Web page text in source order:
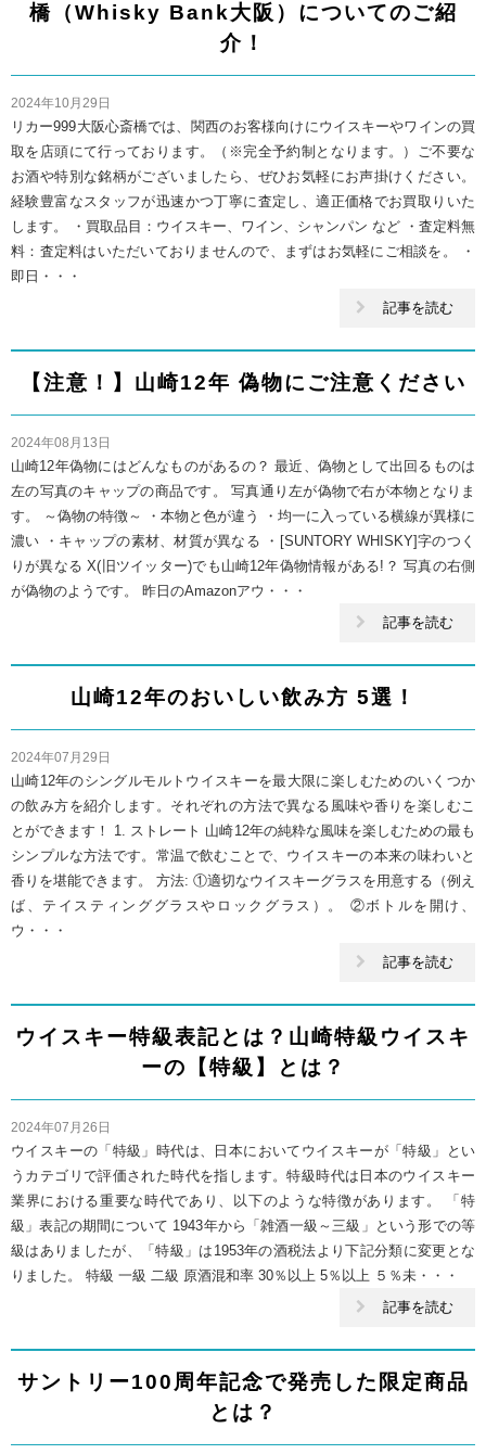
橋（Whisky Bank大阪）についてのご紹
介！
2024年10月29日
リカー999大阪心斎橋では、関西のお客様向けにウイスキーやワインの買
取を店頭にて行っております。（※完全予約制となります。）ご不要な
お酒や特別な銘柄がございましたら、ぜひお気軽にお声掛けください。
経験豊富なスタッフが迅速かつ丁寧に査定し、適正価格でお買取りいた
します。 ・買取品目：ウイスキー、ワイン、シャンパン など ・査定料無
料：査定料はいただいておりませんので、まずはお気軽にご相談を。 ・
即日・・・
記事を読む
【注意！】山崎12年 偽物にご注意ください
2024年08月13日
山崎12年偽物にはどんなものがあるの？ 最近、偽物として出回るものは
左の写真のキャップの商品です。 写真通り左が偽物で右が本物となりま
す。 ～偽物の特徴～ ・本物と色が違う ・均一に入っている横線が異様に
濃い ・キャップの素材、材質が異なる ・[SUNTORY WHISKY]字のつく
りが異なる X(旧ツイッター)でも山崎12年偽物情報がある!？ 写真の右側
が偽物のようです。 昨日のAmazonアウ・・・
記事を読む
山崎12年のおいしい飲み方 5選！
2024年07月29日
山崎12年のシングルモルトウイスキーを最大限に楽しむためのいくつか
の飲み方を紹介します。それぞれの方法で異なる風味や香りを楽しむこ
とができます！ 1. ストレート 山崎12年の純粋な風味を楽しむための最も
シンプルな方法です。常温で飲むことで、ウイスキーの本来の味わいと
香りを堪能できます。 方法: ①適切なウイスキーグラスを用意する（例え
ば、テイスティンググラスやロックグラス）。 ②ボトルを開け、
ウ・・・
記事を読む
ウイスキー特級表記とは？山崎特級ウイスキ
ーの【特級】とは？
2024年07月26日
ウイスキーの「特級」時代は、日本においてウイスキーが「特級」とい
うカテゴリで評価された時代を指します。特級時代は日本のウイスキー
業界における重要な時代であり、以下のような特徴があります。 「特
級」表記の期間について 1943年から「雑酒一級～三級」という形での等
級はありましたが、「特級」は1953年の酒税法より下記分類に変更とな
りました。 特級 一級 二級 原酒混和率 30％以上 5％以上 ５％未・・・
記事を読む
サントリー100周年記念で発売した限定商品
とは？